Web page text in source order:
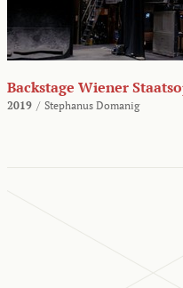
Backstage Wiener
2019 / Stephanus Domanig